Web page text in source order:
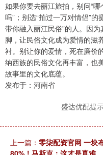
如果你要去丽江旅拍，别问“
吗”；别选“拍过一万对情侣”
带你融入丽江民俗”的人。因
脚，让民俗文化成为爱情的滋
衬。别让你的爱情，死在廉价
纳西族的民俗文化再丰富，也
故事里的文化底蕴。
发布于：河南省
盛达优配提
上一篇： 零柒配资官网 一块